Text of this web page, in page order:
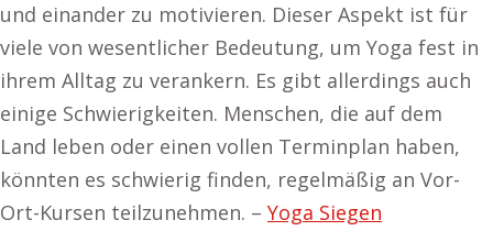
und einander zu motivieren. Dieser Aspekt ist für
viele von wesentlicher Bedeutung, um Yoga fest in
ihrem Alltag zu verankern. Es gibt allerdings auch
einige Schwierigkeiten. Menschen, die auf dem
Land leben oder einen vollen Terminplan haben,
könnten es schwierig finden, regelmäßig an Vor-
Ort-Kursen teilzunehmen. – Yoga Siegen